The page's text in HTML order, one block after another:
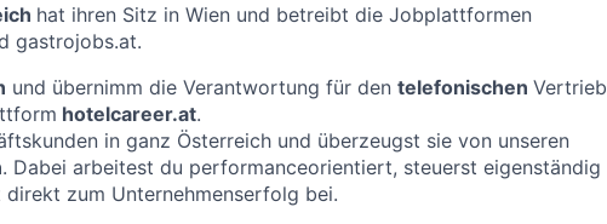
hat ihren Sitz in Wien und betreibt die Jobplattformen
gastrojobs.at.
und übernimm die Verantwortung für den telefonischen Vertrieb
hotelcareer.at.
in ganz Österreich und überzeugst sie von unseren
. Dabei arbeitest du performanceorientiert, steuerst eigenständig
zum Unternehmenserfolg bei.